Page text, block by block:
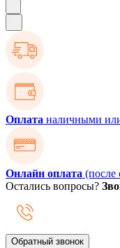
Оплата наличными
Онлайн оплата (после
Остались вопросы?
Обратный звонок